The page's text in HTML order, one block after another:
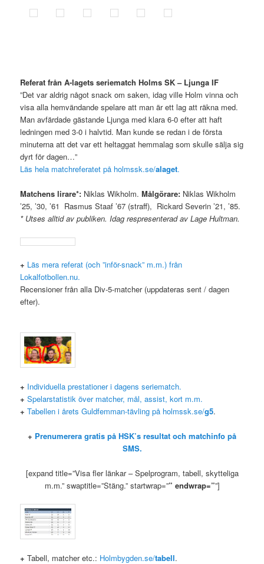
Referat från A-lagets seriematch Holms SK – Ljunga IF
”Det var aldrig något snack om saken, idag ville Holm vinna och
visa alla hemvändande spelare att man är ett lag att räkna med.
Man avfärdade gästande Ljunga med klara 6-0 efter att haft
ledningen med 3-0 i halvtid. Man kunde se redan i de första
minuterna att det var ett heltaggat hemmalag som skulle sälja sig
dyrt för dagen…”
Läs hela matchreferatet på holmssk.se/alaget.
Matchens lirare*: Niklas Wikholm.Målgörare: Niklas Wikholm
’25, ’30, ’61 Rasmus Staaf ’67 (straff), Rickard Severin ’21, ’85.
* Utses alltid av publiken. Idag respresenterad av Lage Hultman.
+ Läs mera referat (och ”inför-snack” m.m.) från
Lokalfotbollen.nu.
Recensioner från alla Div-5-matcher (uppdateras sent / dagen
efter).
+ Individuella prestationer i dagens seriematch.
+ Spelarstatistik över matcher, mål, assist, kort m.m.
+ Tabellen i årets Guldfemman-tävling på holmssk.se/g5.
+ Prenumerera gratis på HSK’s resultat och matchinfo på
SMS.
[expand title=”Visa fler länkar – Spelprogram, tabell, skytteliga
m.m.” swaptitle=”Stäng.” startwrap=”” endwrap=””]
+ Tabell, matcher etc.: Holmbygden.se/tabell.